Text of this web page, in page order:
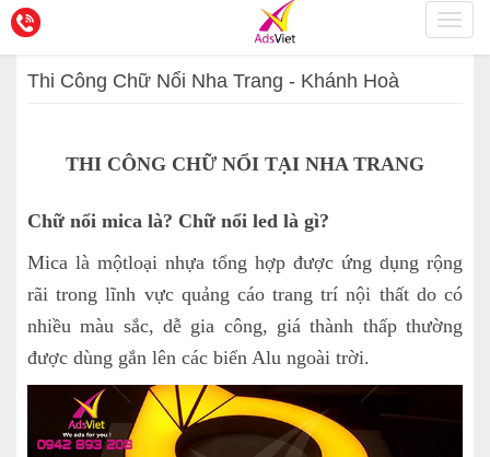
Thi Công Chữ Nổi Nha Trang - Khánh Hoà
THI CÔNG CHỮ NỔI TẠI NHA TRANG
Chữ nổi mica là? Chữ nổi led là gì?
Mica là mộtloại nhựa tổng hợp được ứng dụng rộng
rãi trong lĩnh vực quảng cáo trang trí nội thất do có
nhiều màu sắc, dễ gia công, giá thành thấp thường
được dùng gắn lên các biển Alu ngoài trời.